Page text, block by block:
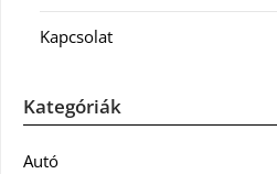
Kapcsolat
Kategóriák
Autó